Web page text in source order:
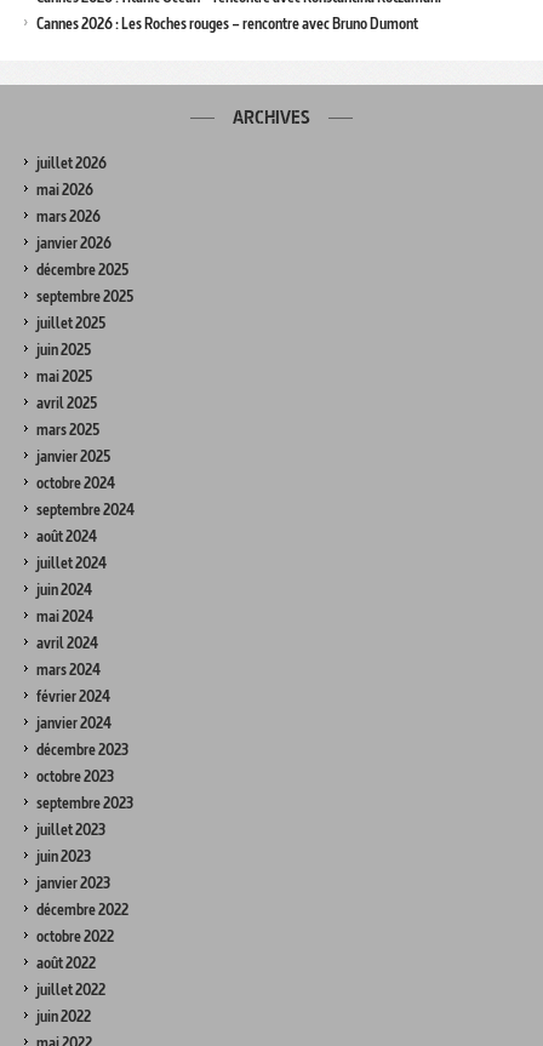
Cannes 2026 : Les Roches rouges – rencontre avec Bruno Dumont
ARCHIVES
juillet 2026
mai 2026
mars 2026
janvier 2026
décembre 2025
septembre 2025
juillet 2025
juin 2025
mai 2025
avril 2025
mars 2025
janvier 2025
octobre 2024
septembre 2024
août 2024
juillet 2024
juin 2024
mai 2024
avril 2024
mars 2024
février 2024
janvier 2024
décembre 2023
octobre 2023
septembre 2023
juillet 2023
juin 2023
janvier 2023
décembre 2022
octobre 2022
août 2022
juillet 2022
juin 2022